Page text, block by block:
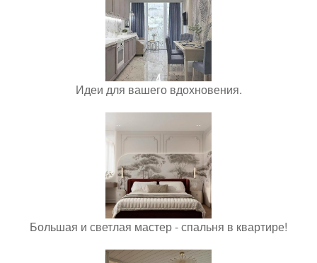
Идеи для вашего вдохновения.
Большая и светлая мастер - спальня в квартире!